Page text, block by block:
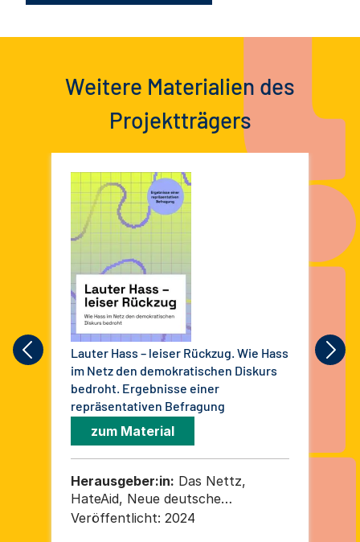
Weitere Materialien des
Projektträgers
Lauter Hass – leiser Rückzug. Wie Hass
im Netz den demokratischen Diskurs
bedroht. Ergebnisse einer
repräsentativen Befragung
zum Material
Herausgeber:in: Das Nettz,
HateAid, Neue deutsche
Medienmacher*innen und
Veröffentlicht: 2024